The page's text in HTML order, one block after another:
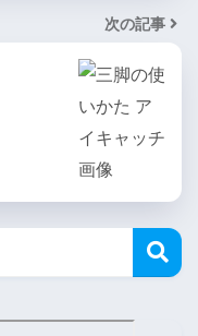
次の記事